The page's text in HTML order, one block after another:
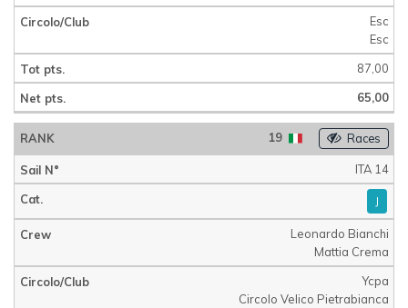
Esc
Esc
87,00
65,00
19 Races
ITA 14
J
Leonardo Bianchi
Mattia Crema
Ycpa
Circolo Velico Pietrabianca